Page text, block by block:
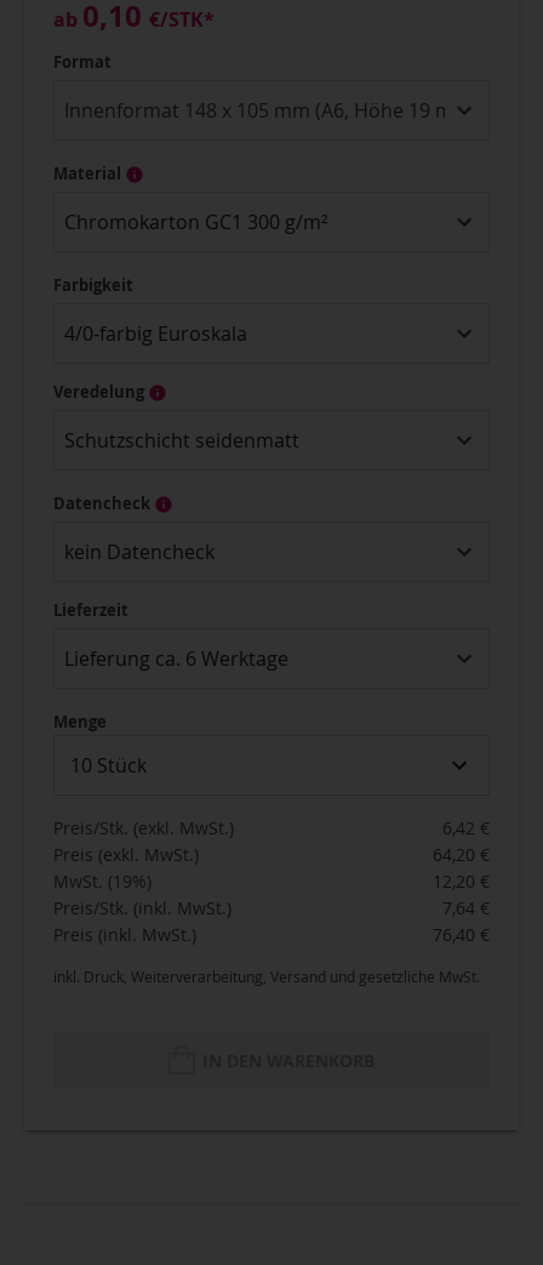
ab 0,10 €/STK*
Format
Material
Chromokarton GC1 300 g/m²
Farbigkeit
4/0-farbig Euroskala
Veredelung
Schutzschicht seidenmatt
Datencheck
kein Datencheck
Lieferzeit
Lieferung ca. 6 Werktage
Menge
10 Stück
Preis/Stk. (exkl. MwSt.)
Preis (exkl. MwSt.)
MwSt. (19%)
Preis/Stk. (inkl. MwSt.)
Preis (inkl. MwSt.)
6,42 €
64,20 €
12,20 €
7,64 €
76,40 €
inkl. Druck, Weiterverarbeitung, Versand und gesetzliche MwSt.